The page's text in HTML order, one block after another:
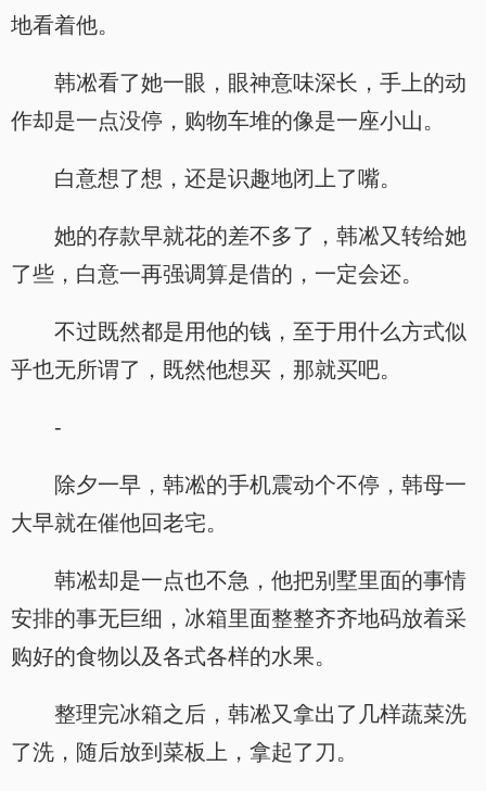
地看着他。
韩凇看了她一眼，眼神意味深长，手上的动
作却是一点没停，购物车堆的像是一座小山。
白意想了想，还是识趣地闭上了嘴。
她的存款早就花的差不多了，韩凇又转给她
了些，白意一再强调算是借的，一定会还。
不过既然都是用他的钱，至于用什么方式似
乎也无所谓了，既然他想买，那就买吧。
-
除夕一早，韩凇的手机震动个不停，韩母一
大早就在催他回老宅。
韩凇却是一点也不急，他把别墅里面的事情
安排的事无巨细，冰箱里面整整齐齐地码放着采
购好的食物以及各式各样的水果。
整理完冰箱之后，韩凇又拿出了几样蔬菜洗
了洗，随后放到菜板上，拿起了刀。